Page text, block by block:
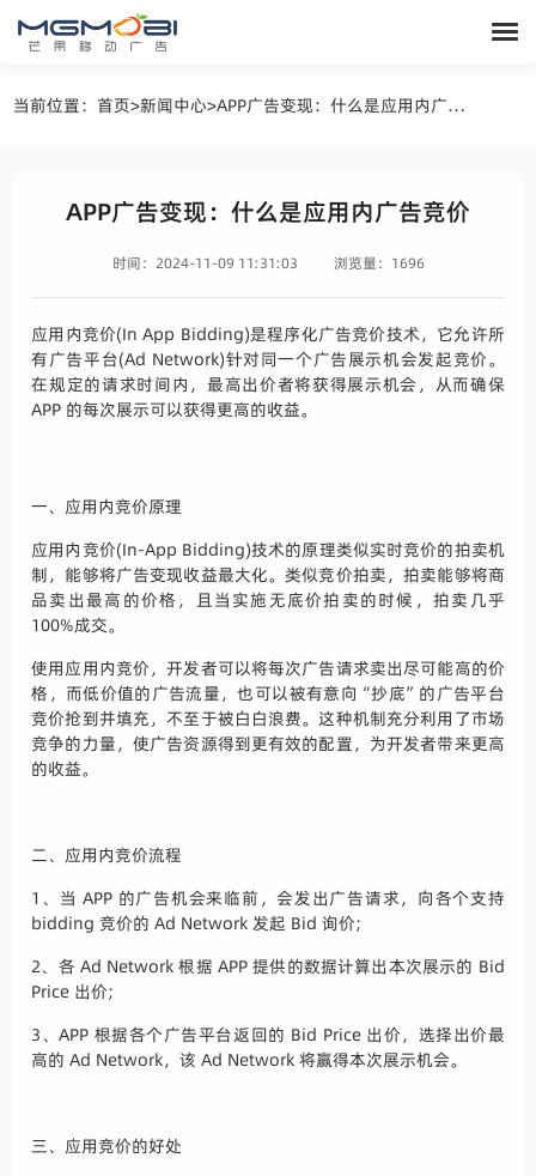
当前位置：首页>新闻中心> APP广告变现：什么是应用内广告竞价
APP广告变现：什么是应用内广告竞价
时间：2024-11-09 11:31:03 浏览量：1696
应用内竞价(In App Bidding)是程序化广告竞价技术，它允许所
有广告平台(Ad Network)针对同一个广告展示机会发起竞价。
在规定的请求时间内，最高出价者将获得展示机会，从而确保
APP 的每次展示可以获得更高的收益。
一、应用内竞价原理
应用内竞价(In-App Bidding)技术的原理类似实时竞价的拍卖机
制，能够将广告变现收益最大化。类似竞价拍卖，拍卖能够将商
品卖出最高的价格，且当实施无底价拍卖的时候，拍卖几乎
100%成交。
使用应用内竞价，开发者可以将每次广告请求卖出尽可能高的价
格，而低价值的广告流量，也可以被有意向“抄底”的广告平台
竞价抢到并填充，不至于被白白浪费。这种机制充分利用了市场
竞争的力量，使广告资源得到更有效的配置，为开发者带来更高
的收益。
二、应用内竞价流程
1、当 APP 的广告机会来临前，会发出广告请求，向各个支持
bidding 竞价的 Ad Network 发起 Bid 询价;
2、各 Ad Network 根据 APP 提供的数据计算出本次展示的 Bid
Price 出价;
3、APP 根据各个广告平台返回的 Bid Price 出价，选择出价最
高的 Ad Network，该 Ad Network 将赢得本次展示机会。
三、应用竞价的好处